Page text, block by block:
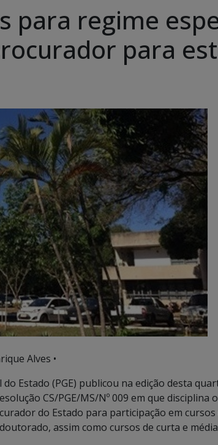
para regime
para
Alves •
Estado (PGE) publicou na edição desta
CS/PGE/MS/Nº 009 em que disciplina
do Estado para participação em cursos
assim como cursos de curta e média